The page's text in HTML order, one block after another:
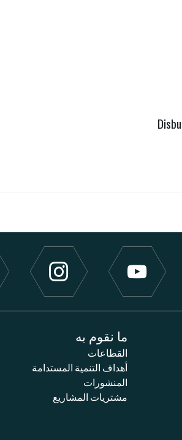
ما نقوم به
القطاعات
أهداف التنمية المستدامة
المنشورات
مشتريات المشاريع